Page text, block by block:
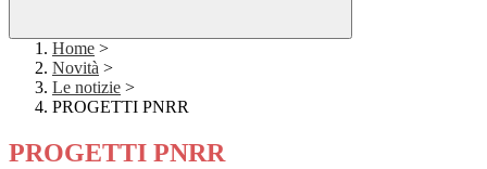
Home >
Novità >
Le notizie >
PROGETTI PNRR
PROGETTI PNRR